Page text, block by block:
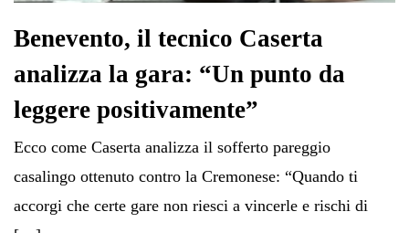
Benevento, il tecnico Caserta
analizza la gara: “Un punto da
leggere positivamente”
Ecco come Caserta analizza il sofferto pareggio
casalingo ottenuto contro la Cremonese: “Quando ti
accorgi che certe gare non riesci a vincerle e rischi di